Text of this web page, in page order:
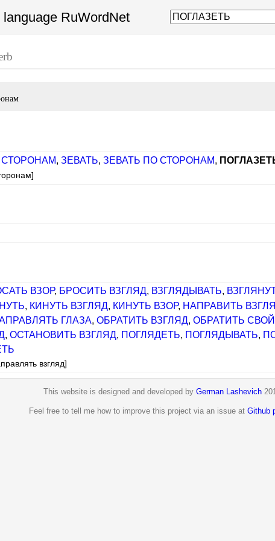
RuWordNet
СТОРОНАМ, ЗЕВАТЬ, ЗЕВАТЬ ПО СТОРОНАМ,
ВЗОР, БРОСИТЬ ВЗГЛЯД, ВЗГЛЯДЫВАТЬ,
, КИНУТЬ ВЗГЛЯД, КИНУТЬ ВЗОР, НАПРАВИТЬ
ГЛАЗА,ОБРАТИТЬ ВЗГЛЯД,ОБРАТИТЬ
,ОСТАНОВИТЬ ВЗГЛЯД, ПОГЛЯДЕТЬ, ПОГЛЯДЫВАТЬ,
взгляд]
This website is designed and developed by German Lashevich
Feel free to tell me how to improve this project via an issue at Github